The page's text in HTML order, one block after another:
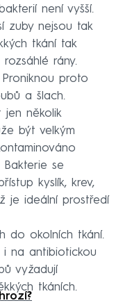
není vyšší.
zuby nejsou tak
tkání tak
rány.
Proniknou proto
a šlach.
jen několik
být velkým
Bakterie se
kyslík, krev,
je ideální prostředí
do okolních tkání.
i na antibiotickou
vyžadují
tkáních.